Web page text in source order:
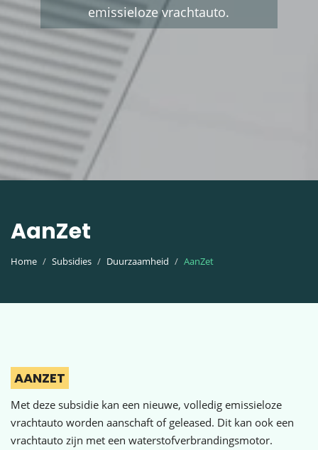
emissieloze vrachtauto.
AanZet
Home Subsidies Duurzaamheid AanZet
AANZET
Met deze subsidie kan een nieuwe, volledig emissieloze
vrachtauto worden aanschaft of geleased. Dit kan ook een
vrachtauto zijn met een waterstofverbrandingsmotor.